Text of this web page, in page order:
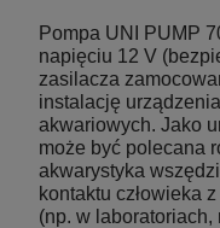
Pompa UNI PUMP
napięciu 12 V
zasilacza
instalację
akwariowych. Jako
może być polecana
akwarystyka
kontaktu człowieka
(np. w laboratoriach,